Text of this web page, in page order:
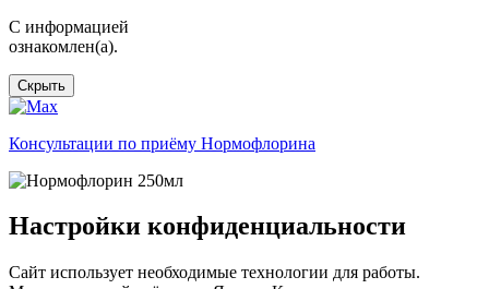
C информацией
ознакомлен(а).
Скрыть
Консультации по приёму Нормофлорина
Настройки конфиденциальности
Сайт использует необходимые технологии для работы.